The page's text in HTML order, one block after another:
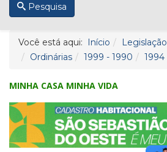
Pesquisa
Você está aqui: Início Legislação
Ordinárias
1999 - 1990 1994
MINHA CASA MINHA VIDA